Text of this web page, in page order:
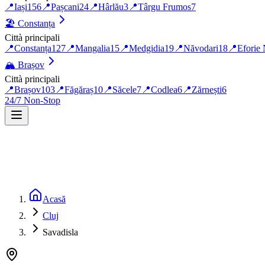
📍Iași156 📍Pașcani24 📍Hârlău3 📍Târgu Frumos7
🏖️ Constanța
Città principali
📍Constanța127 📍Mangalia15 📍Medgidia19 📍Năvodari18 📍Eforie
🏔️ Brașov
Città principali
📍Brașov103 📍Făgăraș10 📍Săcele7 📍Codlea6 📍Zărnești6
24/7 Non-Stop
Acasă
Cluj
Savadisla